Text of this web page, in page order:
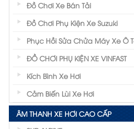
Đồ Chơi Xe Bán Tải
Đồ Chơi Phụ Kiện Xe Suzuki
Phục Hồi Sửa Chửa Máy Xe Ô
ĐỒ CHƠI PHỤ KIỆN XE VINFAST
Kích Bình Xe Hơi
Cảm Biến Lùi Xe Hơi
ÂM THANH XE HƠI CAO CẤP